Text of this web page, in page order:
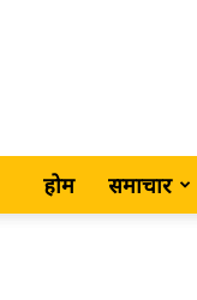
होम समाचार